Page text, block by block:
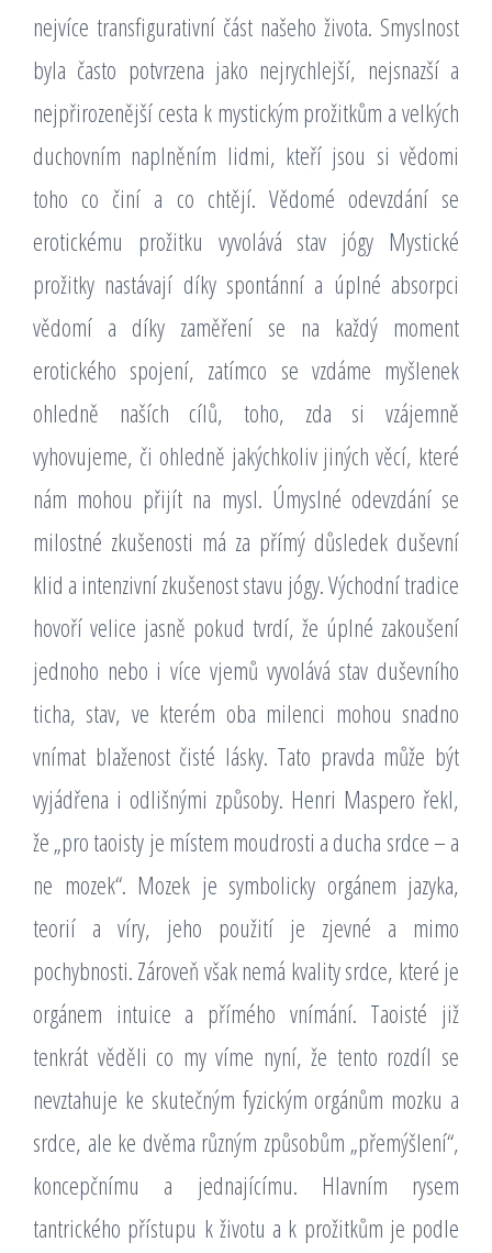
nejvíce transfigurativní část našeho života. Smyslnost
byla často potvrzena jako nejrychlejší, nejsnazší a
nejpřirozenější cesta k mystickým prožitkům a velkých
duchovním naplněním lidmi, kteří jsou si vědomi
toho co činí a co chtějí. Vědomé odevzdání se
erotickému prožitku vyvolává stav jógy Mystické
prožitky nastávají díky spontánní a úplné absorpci
vědomí a díky zaměření se na každý moment
erotického spojení, zatímco se vzdáme myšlenek
ohledně naších cílů, toho, zda si vzájemně
vyhovujeme, či ohledně jakýchkoliv jiných věcí, které
nám mohou přijít na mysl. Úmyslné odevzdání se
milostné zkušenosti má za přímý důsledek duševní
klid a intenzivní zkušenost stavu jógy. Východní tradice
hovoří velice jasně pokud tvrdí, že úplné zakoušení
jednoho nebo i více vjemů vyvolává stav duševního
ticha, stav, ve kterém oba milenci mohou snadno
vnímat blaženost čisté lásky. Tato pravda může být
vyjádřena i odlišnými způsoby. Henri Maspero řekl,
že „pro taoisty je místem moudrosti a ducha srdce – a
ne mozek“. Mozek je symbolicky orgánem jazyka,
teorií a víry, jeho použití je zjevné a mimo
pochybnosti. Zároveň však nemá kvality srdce, které je
orgánem intuice a přímého vnímání. Taoisté již
tenkrát věděli co my víme nyní, že tento rozdíl se
nevztahuje ke skutečným fyzickým orgánům mozku a
srdce, ale ke dvěma různým způsobům „přemýšlení“,
koncepčnímu a jednajícímu. Hlavním rysem
tantrického přístupu k životu a k prožitkům je podle